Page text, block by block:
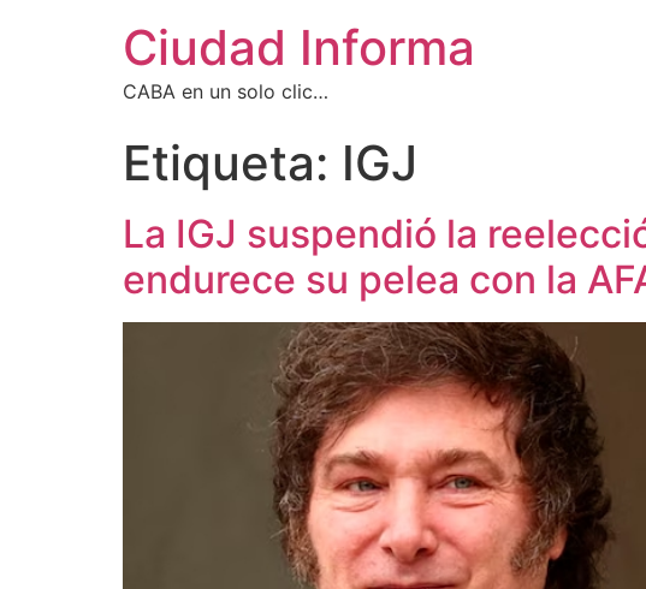
Ciudad Informa
CABA en un solo clic…
Etiqueta: IGJ
La IGJ suspendió la
endurece su pelea con la